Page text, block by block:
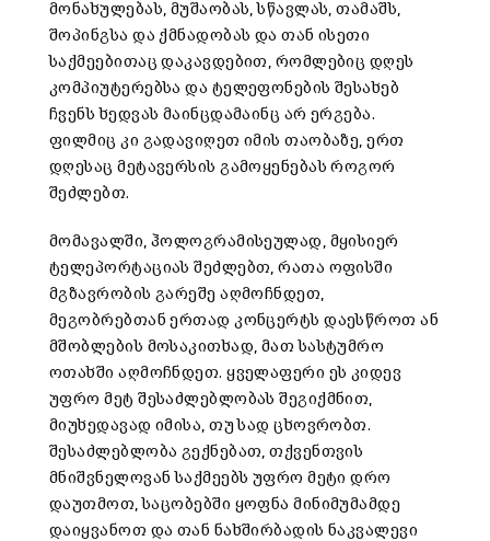
მონახულებას, მუშაობას, სწავლას, თამაშს,
შოპინგსა და ქმნადობას და თან ისეთი
საქმეებითაც დაკავდებით, რომლებიც დღეს
კომპიუტერებსა და ტელეფონების შესახებ
ჩვენს ხედვას მაინცდამაინც არ ერგება.
ფილმიც კი გადავიღეთ იმის თაობაზე, ერთ
დღესაც მეტავერსის გამოყენებას როგორ
შეძლებთ.
მომავალში, ჰოლოგრამისეულად, მყისიერ
ტელეპორტაციას შეძლებთ, რათა ოფისში
მგზავრობის გარეშე აღმოჩნდეთ,
მეგობრებთან ერთად კონცერტს დაესწროთ ან
მშობლების მოსაკითხად, მათ სასტუმრო
ოთახში აღმოჩნდეთ. ყველაფერი ეს კიდევ
უფრო მეტ შესაძლებლობას შეგიქმნით,
მიუხედავად იმისა, თუ სად ცხოვრობთ.
შესაძლებლობა გექნებათ, თქვენთვის
მნიშვნელოვან საქმეებს უფრო მეტი დრო
დაუთმოთ, საცობებში ყოფნა მინიმუმამდე
დაიყვანოთ და თან ნახშირბადის ნაკვალევი